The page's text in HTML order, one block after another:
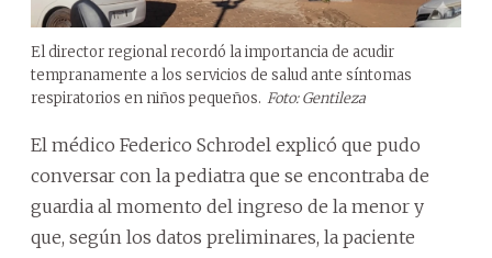
El director regional recordó la importancia de acudir
tempranamente a los servicios de salud ante síntomas
respiratorios en niños pequeños. Foto: Gentileza
El médico Federico Schrodel explicó que pudo
conversar con la pediatra que se encontraba de
guardia al momento del ingreso de la menor y
que, según los datos preliminares, la paciente